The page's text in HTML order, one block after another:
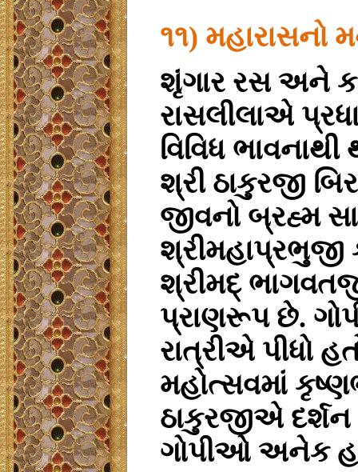
૧૧) મહારાસનો
શૃંગાર રસ અને
રાસલીલાએ
વિવિધ
શ્રી ઠાકુરજી
જીવનો બ્રહ્મ
શ્રીમહાપ્રભુજી
શ્રીમદ્
પ્રાણરૂપ છે.
રાત્રીએ પીધો
મહોત્સવમાં
ઠાકુરજીએ
ગોપીઓ અનેક